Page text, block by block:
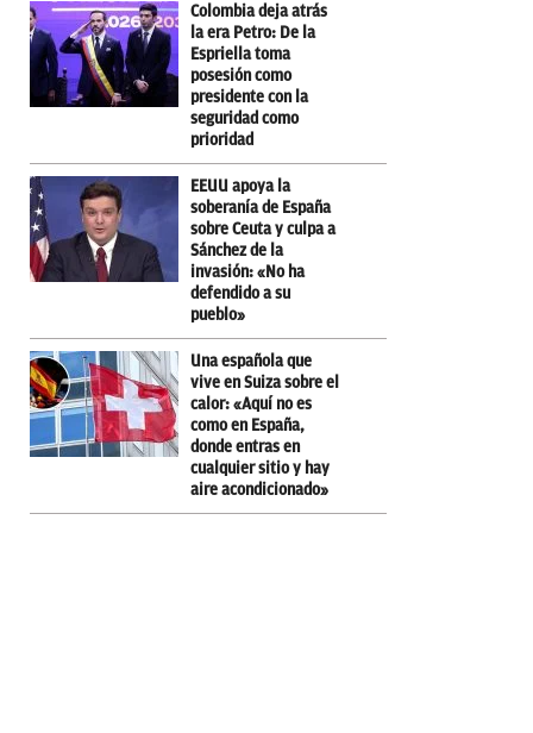
Colombia deja atrás
la era Petro: De la
Espriella toma
posesión como
presidente con la
seguridad como
prioridad
EEUU apoya la
soberanía de España
sobre Ceuta y culpa a
Sánchez de la
invasión: «No ha
defendido a su
pueblo»
Una española que
vive en Suiza sobre el
calor: «Aquí no es
como en España,
donde entras en
cualquier sitio y hay
aire acondicionado»